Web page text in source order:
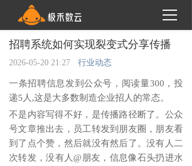
招聘系统如何实现裂变式分享传播
2026-05-20 21:27 行业动态
一条招聘信息发到公众号，阅读量300，投
递5人,这是大多数制造企业招人的常态。
不是内容写得不好，是传播路径断了。公众
号文章推出去，员工转发到朋友圈，朋友看
到了点个赞，然后就没有然后了。没有人二
次转发，没有人@朋友，信息像石头扔进水